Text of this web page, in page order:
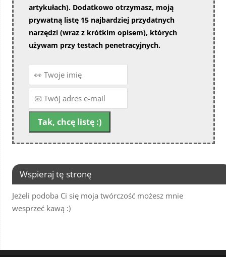
artykułach). Dodatkowo otrzymasz, moją
prywatną listę 15 najbardziej przydatnych
narzędzi (wraz z krótkim opisem), których
używam przy testach penetracyjnych.
Wspieraj tę stronę
Jeżeli podoba Ci się moja twórczość możesz mnie
wesprzeć kawą :)